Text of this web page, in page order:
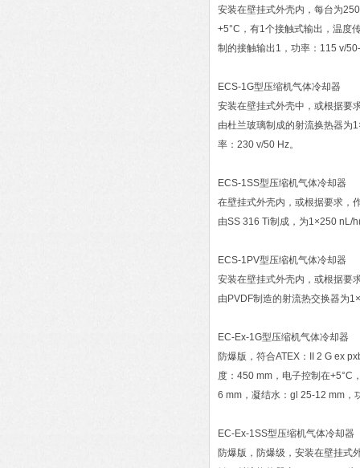
安装在壁挂式外壳内，每台为
+5°C，有1个接触式输出，温度
制的接触输出1，功率：115 v/
ECS-1G型压缩机气体冷却器
安装在壁挂式外壳中，或根据要
由杜兰玻璃制成的射流换热器为
率：230 v/50 Hz。
ECS-1SS型压缩机气体冷却器
在壁挂式外壳内，或根据要求，
由SS 316 Ti制成，为1×250 nL/
ECS-1PV型压缩机气体冷却器
安装在壁挂式外壳内，或根据要
由PVDF制造的射流热交换器为
EC-Ex-1G型压缩机气体冷却器
防爆版，符合ATEX：II 2 G ex
度：450 mm，电子控制在+5°C
6 mm，凝结水：gl 25-12 mm，
EC-Ex-1SS型压缩机气体冷却器
防爆版，防爆级，安装在壁挂式